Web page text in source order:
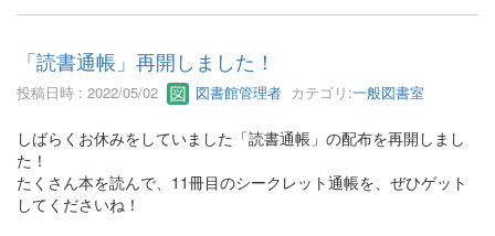
「読書通帳」再開しました！
投稿日時 : 2022/05/02 図書館管理者 カテゴリ:一般図書室
しばらくお休みをしていました「読書通帳」の配布を再開しまし
た！
たくさん本を読んで、11冊目のシークレット通帳を、ぜひゲット
してくださいね！